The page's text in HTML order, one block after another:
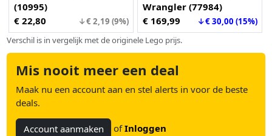
(10995)
€ 22,80
↓€ 2,19 (9%)
Wrangler (77984)
€ 169,99
↓€ 30,00 (15%)
Verschil is in vergelijk met de originele Lego prijs.
Mis nooit meer een deal
Maak nu een account aan en stel alerts in voor de beste
deals.
Account aanmaken ofInloggen